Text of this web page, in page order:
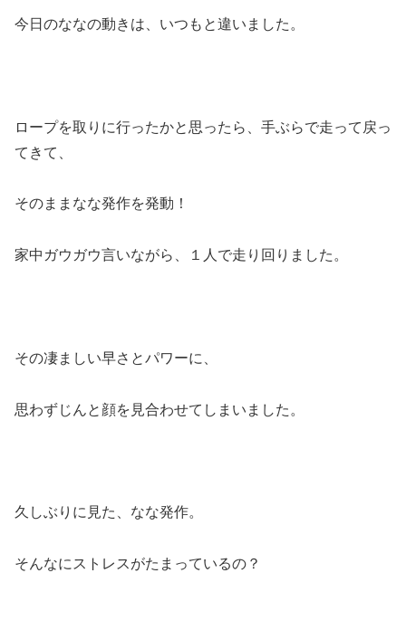
今日のななの動きは、いつもと違いました。
ロープを取りに行ったかと思ったら、手ぶらで走って戻っ
てきて、
そのままなな発作を発動！
家中ガウガウ言いながら、１人で走り回りました。
その凄ましい早さとパワーに、
思わずじんと顔を見合わせてしまいました。
久しぶりに見た、なな発作。
そんなにストレスがたまっているの？